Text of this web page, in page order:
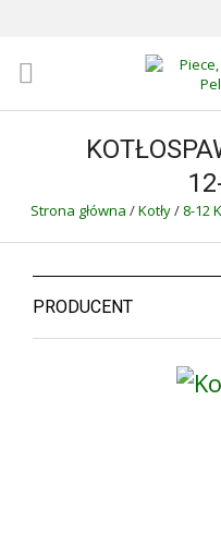
Strona główna /Kotły/ 8-12
PRODUCENT